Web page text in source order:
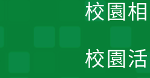
校園
校園